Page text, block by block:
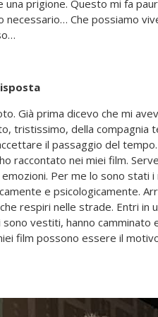
prigione. Questo mi fa
necessario… Che possiamo
Già prima dicevo che mi
tristissimo, della compagnia
il passaggio del
raccontato nei miei film.
Per me lo sono stati i
e psicologicamente.
respiri nelle strade. Entri
sono vestiti, hanno
film possono essere il